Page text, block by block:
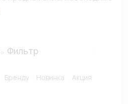
Фильтр
Бренду Новинка
Акция